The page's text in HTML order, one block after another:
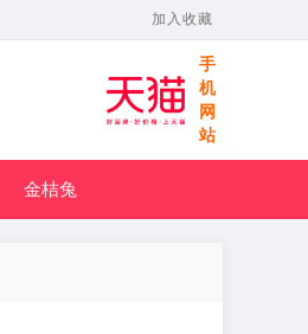
加入收藏
手
机
网
站
金桔兔